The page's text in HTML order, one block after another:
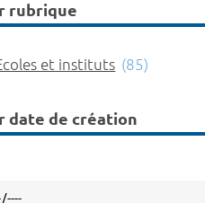
rubrique
et instituts (85)
date de création